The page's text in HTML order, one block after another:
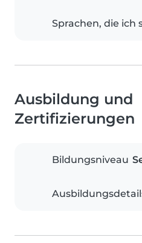
Sprachen, die ich
Ausbildung und
Zertifizierungen
Bildungsniveau